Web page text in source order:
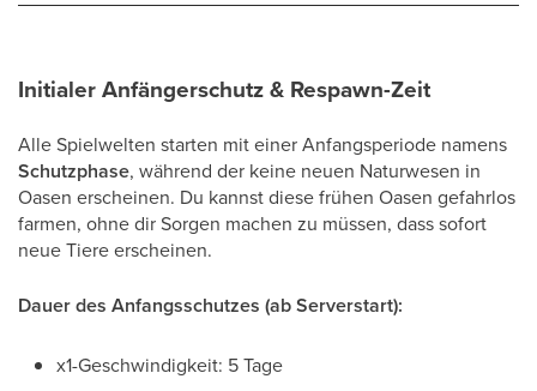
Initialer Anfängerschutz & Respawn-Zeit
Alle Spielwelten starten mit einer Anfangsperiode namens
Schutzphase, während der keine neuen Naturwesen in
Oasen erscheinen. Du kannst diese frühen Oasen gefahrlos
farmen, ohne dir Sorgen machen zu müssen, dass sofort
neue Tiere erscheinen.
Dauer des Anfangsschutzes (ab Serverstart):
x1-Geschwindigkeit: 5 Tage